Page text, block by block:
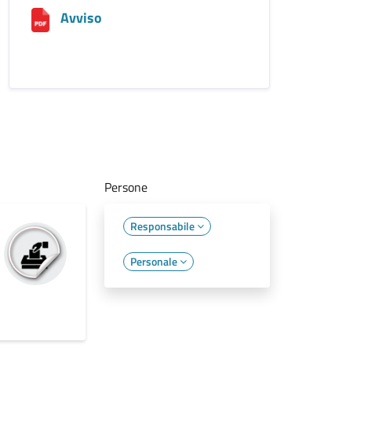
Avviso
Persone
Responsabile
Personale